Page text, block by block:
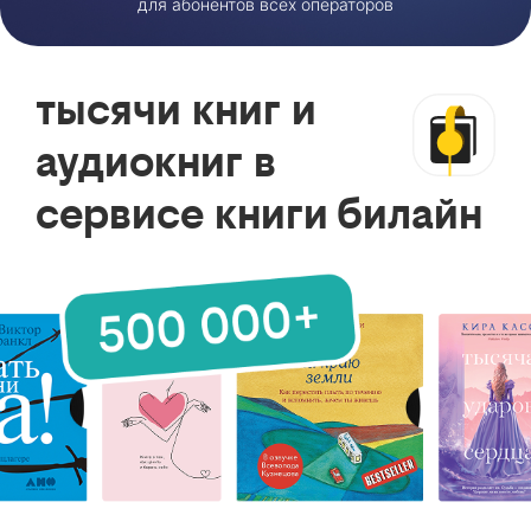
для абонентов всех операторов
тысячи книг и
аудиокниг в
сервисе книги билайн